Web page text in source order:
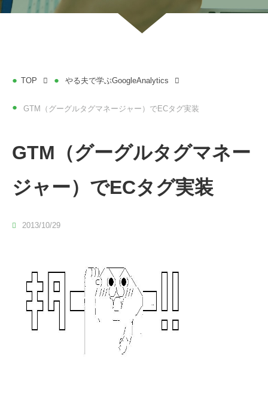
TOP やる夫で学ぶGoogleAnalytics
GTM（グーグルタグマネージャー）でECタグ実装
GTM（グーグルタグマネー
ジャー）でECタグ実装
2013/10/29